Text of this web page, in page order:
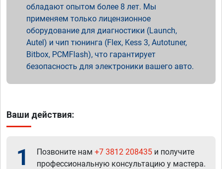
обладают опытом более 8 лет. Мы
применяем только лицензионное
оборудование для диагностики (Launch,
Autel) и чип тюнинга (Flex, Kess 3, Autotuner,
Bitbox, PCMFlash), что гарантирует
безопасность для электроники вашего авто.
Ваши действия:
1 Позвоните нам +7 3812 208435 и получите
профессиональную консультацию у мастера.